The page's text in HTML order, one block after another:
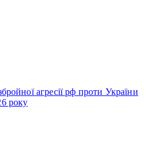
агресії рф проти України
року